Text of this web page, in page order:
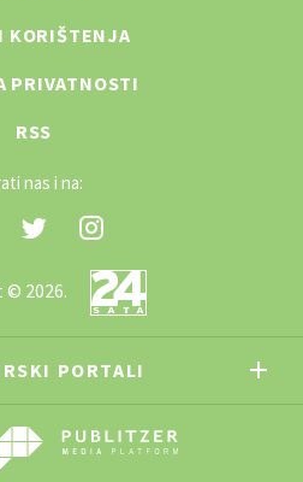
KORIŠTENJA
PRIVATNOSTI
RSS
nas i na:
2026.
PORTALI